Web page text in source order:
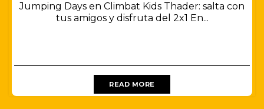
Jumping Days en Climbat Kids Thader: salta con
tus amigos y disfruta del 2x1 En...
READ MORE